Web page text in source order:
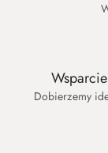
Dobierzemy